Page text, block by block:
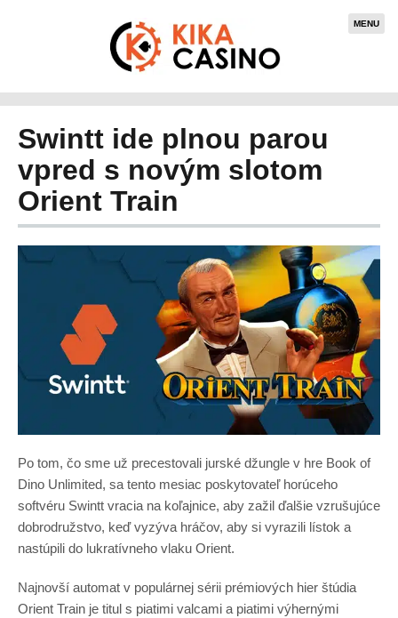
MENU
Swintt ide plnou parou
vpred s novým slotom
Orient Train
Po tom, čo sme už precestovali jurské džungle v hre Book of
Dino Unlimited, sa tento mesiac poskytovateľ horúceho
softvéru Swintt vracia na koľajnice, aby zažil ďalšie vzrušujúce
dobrodružstvo, keď vyzýva hráčov, aby si vyrazili lístok a
nastúpili do lukratívneho vlaku Orient.
Najnovší automat v populárnej sérii prémiových hier štúdia
Orient Train je titul s piatimi valcami a piatimi výhernými